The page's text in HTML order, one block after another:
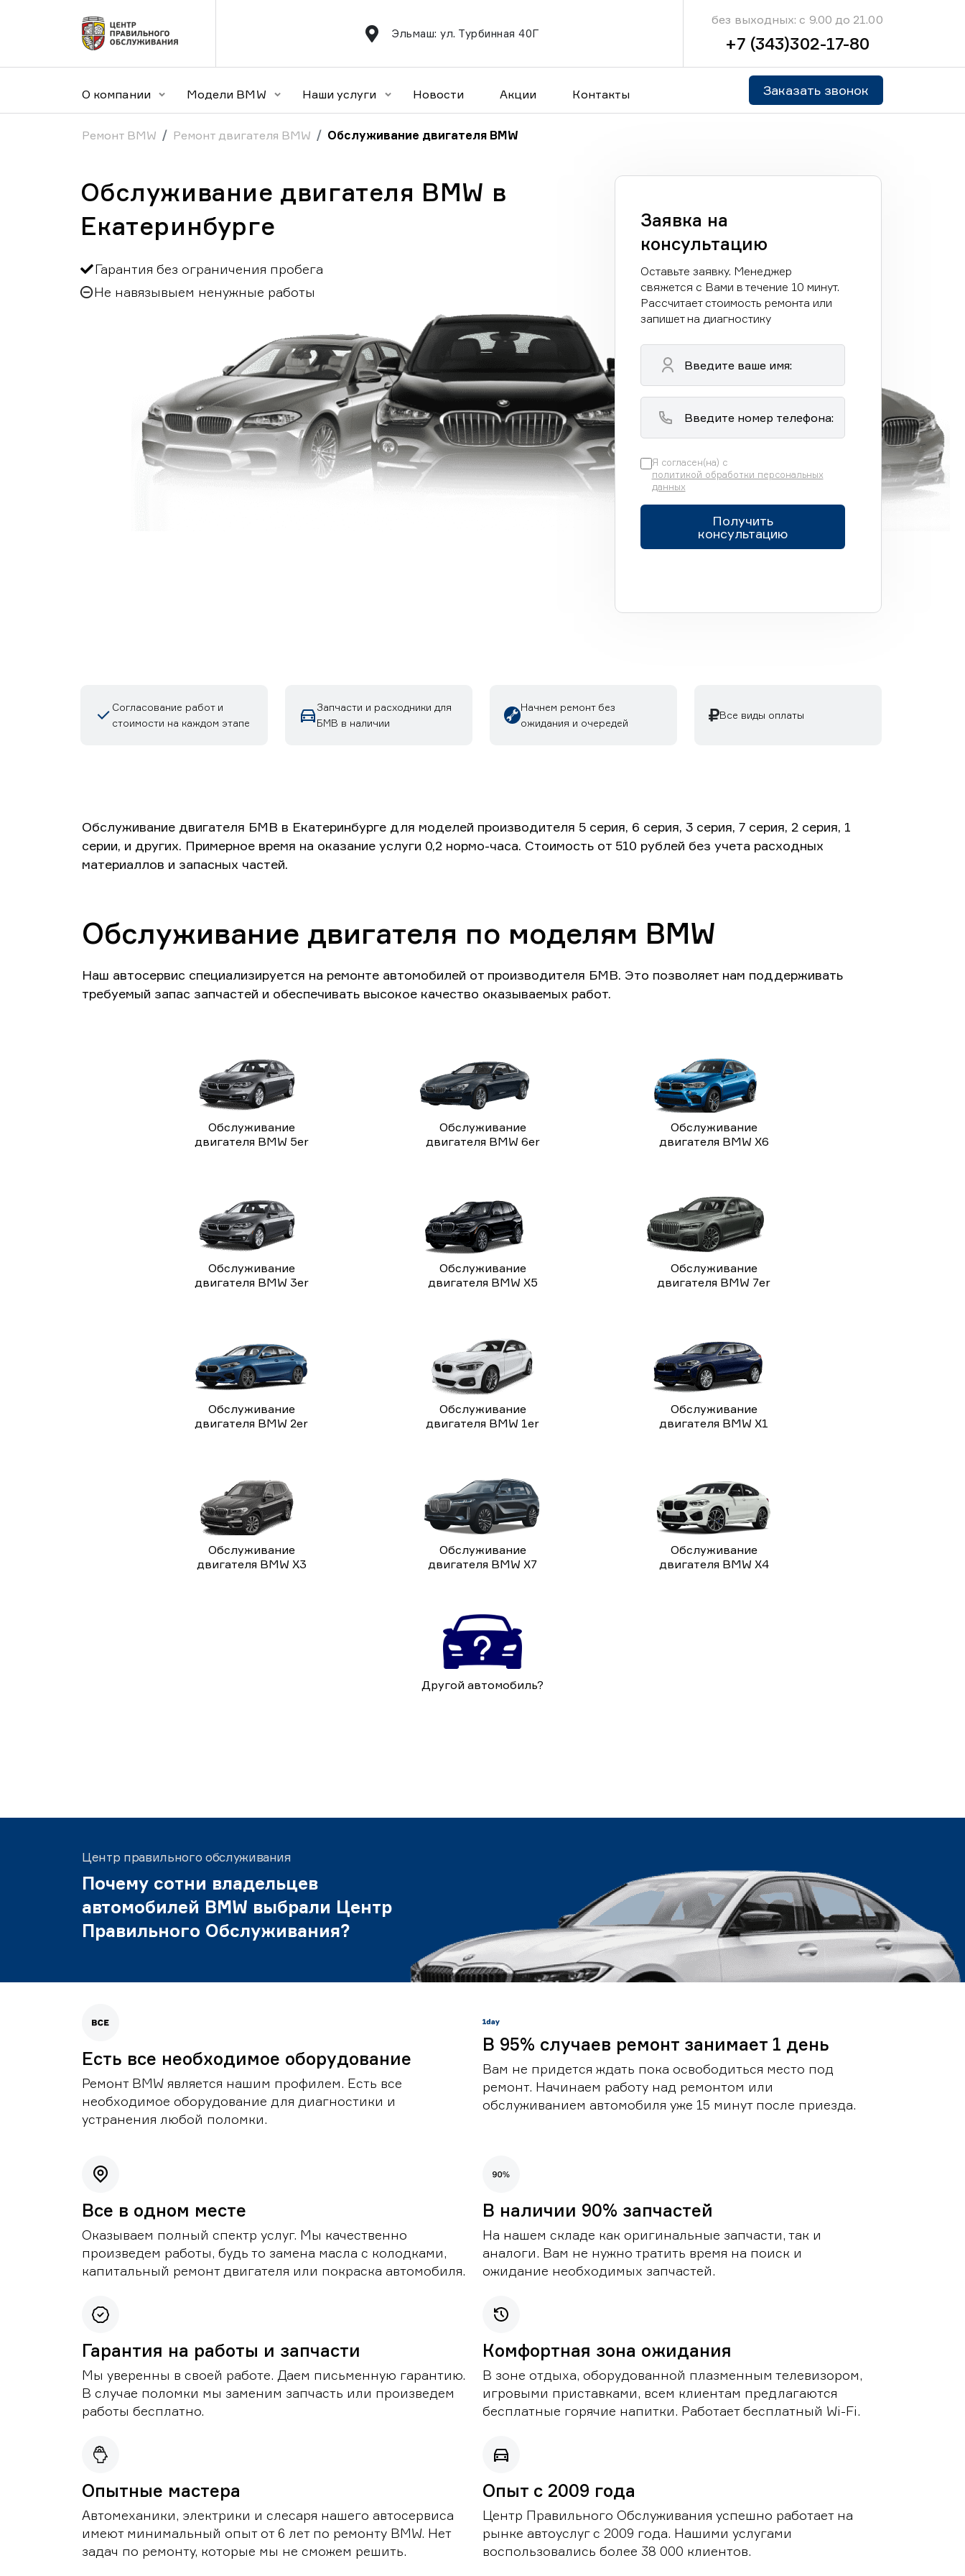
Эльмаш: ул. Турбинная 40Г
без выходных: с 9.00 до 21.00
+7 (343)302-17-80
О компании Модели BMW Наши услуги Новости Акции Контакты Заказать звонок
Ремонт BMW Ремонт двигателя BMW Обслуживание двигателя BMW
Обслуживание двигателя BMW в
Екатеринбурге
Гарантия без ограничения пробега
Не навязывыем ненужные работы
Заявка на
консультацию
Оставьте заявку. Менеджер
свяжется с Вами в течение 10 минут.
Рассчитает стоимость ремонта или
запишет на диагностику
Я согласен(на) с
политикой обработки персональных
данных
Получить
консультацию
Согласование работ и
стоимости на каждом этапе
Запчасти и расходники для
БМВ в наличии
Начнем ремонт без
ожидания и очередей
Все виды оплаты
Обслуживание двигателя БМВ в Екатеринбурге для моделей производителя 5 серия, 6 серия, 3 серия, 7 серия, 2 серия, 1
серии, и других. Примерное время на оказание услуги 0,2 нормо-часа. Стоимость от 510 рублей без учета расходных
материаллов и запасных частей.
Обслуживание двигателя по моделям BMW
Наш автосервис специализируется на ремонте автомобилей от производителя БМВ. Это позволяет нам поддерживать
требуемый запас запчастей и обеспечивать высокое качество оказываемых работ.
Обслуживание
двигателя BMW 5er
Обслуживание
двигателя BMW 6er
Обслуживание
двигателя BMW X6
Обслуживание
двигателя BMW 3er
Обслуживание
двигателя BMW X5
Обслуживание
двигателя BMW 7er
Обслуживание
двигателя BMW 2er
Обслуживание
двигателя BMW 1er
Обслуживание
двигателя BMW X1
Обслуживание
двигателя BMW X3
Обслуживание
двигателя BMW X7
Обслуживание
двигателя BMW X4
Другой автомобиль?
Центр правильного обслуживания
Почему сотни владельцев
автомобилей BMW выбрали Центр
Правильного Обслуживания?
Есть все необходимое оборудование
Ремонт BMW является нашим профилем. Есть все
необходимое оборудование для диагностики и
устранения любой поломки.
В 95% случаев ремонт занимает 1 день
Вам не придется ждать пока освободиться место под
ремонт. Начинаем работу над ремонтом или
обслуживанием автомобиля уже 15 минут после приезда.
Все в одном месте
Оказываем полный спектр услуг. Мы качественно
произведем работы, будь то замена масла с колодками,
капитальный ремонт двигателя или покраска автомобиля.
В наличии 90% запчастей
На нашем складе как оригинальные запчасти, так и
аналоги. Вам не нужно тратить время на поиск и
ожидание необходимых запчастей.
Гарантия на работы и запчасти
Мы уверенны в своей работе. Даем письменную гарантию.
В случае поломки мы заменим запчасть или произведем
работы бесплатно.
Комфортная зона ожидания
В зоне отдыха, оборудованной плазменным телевизором,
игровыми приставками, всем клиентам предлагаются
бесплатные горячие напитки. Работает бесплатный Wi-Fi.
Опытные мастера
Автомеханики, электрики и слесаря нашего автосервиса
имеют минимальный опыт от 6 лет по ремонту BMW. Нет
задач по ремонту, которые мы не сможем решить.
Опыт с 2009 года
Центр Правильного Обслуживания успешно работает на
рынке автоуслуг с 2009 года. Нашими услугами
воспользовались более 38 000 клиентов.